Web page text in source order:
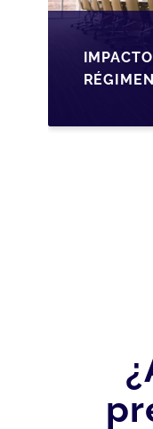
PYMES